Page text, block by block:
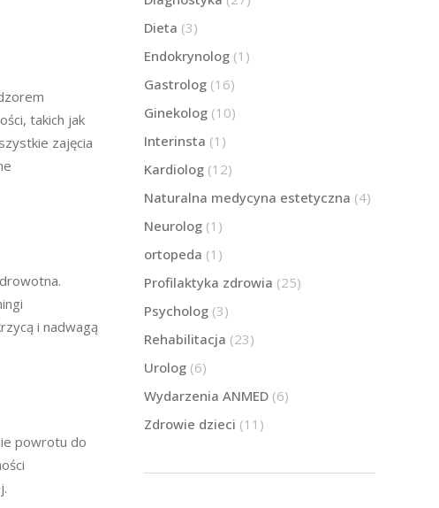
takich jak
zajęcia
i nadwagą
powrotu do
Dieta (3)
Endokrynolog(1)
Gastrolog(16)
Ginekolog(10)
Interinsta (1)
Kardiolog(12)
Naturalna medycyna estetyczna (4)
Neurolog(1)
ortopeda (1)
Profilaktyka zdrowia (25)
Psycholog(3)
Rehabilitacja (23)
Urolog(6)
Wydarzenia ANMED(6)
Zdrowie dzieci (11)